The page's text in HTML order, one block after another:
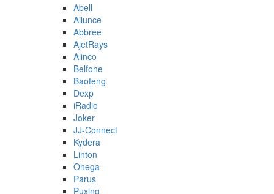
Abell
Ailunce
Abbree
AjetRays
Alinco
Belfone
Baofeng
Dexp
iRadio
Joker
JJ-Connect
Kydera
Linton
Onega
Parus
Puxing